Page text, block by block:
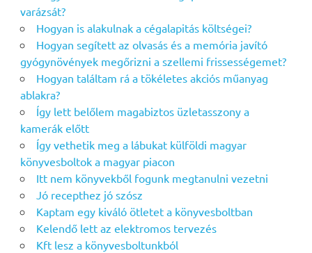
varázsát?
Hogyan is alakulnak a cégalapitás költségei?
Hogyan segített az olvasás és a memória javító
gyógynövények megőrizni a szellemi frissességemet?
Hogyan találtam rá a tökéletes akciós műanyag
ablakra?
Így lett belőlem magabiztos üzletasszony a
kamerák előtt
Így vethetik meg a lábukat külföldi magyar
könyvesboltok a magyar piacon
Itt nem könyvekből fogunk megtanulni vezetni
Jó recepthez jó szósz
Kaptam egy kiváló ötletet a könyvesboltban
Kelendő lett az elektromos tervezés
Kft lesz a könyvesboltunkból